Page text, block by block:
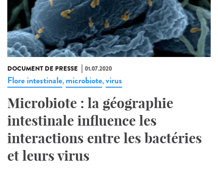
DOCUMENT DE PRESSE 01.07.2020
Flore intestinale, microbiote,virus
Microbiote : la géographie
intestinale influence les
interactions entre les bactéries
et leurs virus